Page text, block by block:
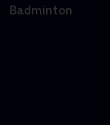
Badminton